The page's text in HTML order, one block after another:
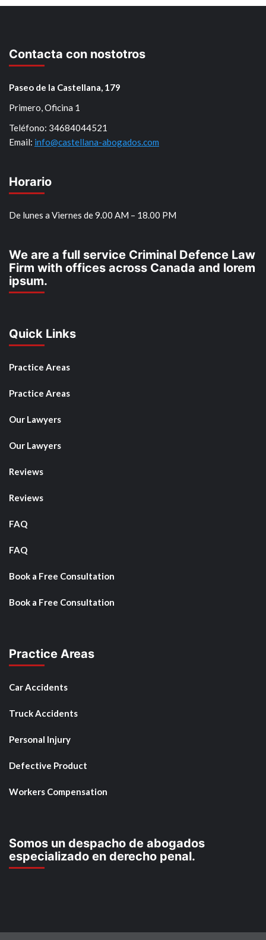
Contacta con nostotros
Paseo de la Castellana, 179
Primero, Oficina 1
Teléfono: 34684044521
Email: info@castellana-abogados.com
Horario
De lunes a Viernes de 9.00 AM – 18.00 PM
We are a full service Criminal Defence Law
Firm with offices across Canada and lorem
ipsum.
Quick Links
Practice Areas
Practice Areas
Our Lawyers
Our Lawyers
Reviews
Reviews
FAQ
FAQ
Book a Free Consultation
Book a Free Consultation
Practice Areas
Car Accidents
Truck Accidents
Personal Injury
Defective Product
Workers Compensation
Somos un despacho de abogados
especializado en derecho penal.